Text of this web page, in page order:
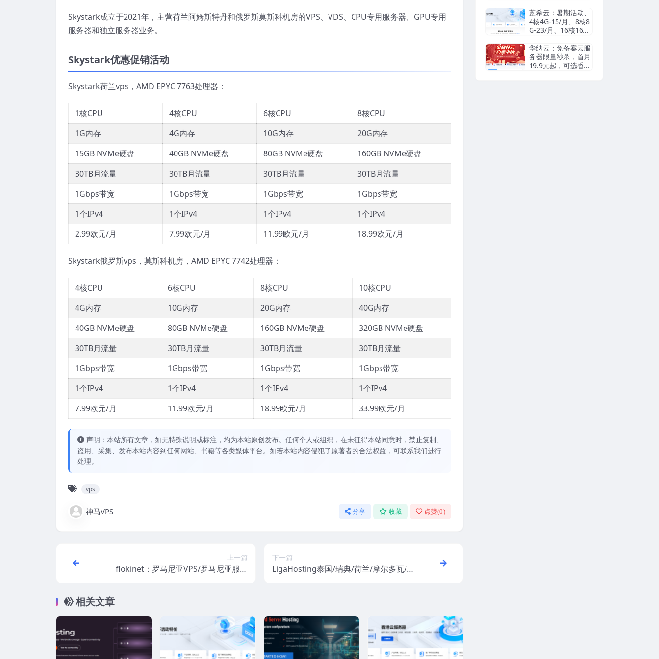
Skystark成立于2021年，主营荷兰阿姆斯特丹和俄罗斯莫斯科机房的VPS、VDS、CPU专用服务器、GPU专用
服务器和独立服务器业务。
Skystark优惠促销活动
Skystark荷兰vps，AMD EPYC 7763处理器：
1核CPU 4核CPU 6核CPU
8核CPU
1G内存
4G内存 10G内存
20G内存
15GB NVMe硬盘
40GB NVMe硬盘 80GB NVMe硬盘
160GB NVMe硬盘
30TB月流量
30TB月流量 30TB月流量
30TB月流量
1Gbps带宽
1Gbps带宽 1Gbps带宽
1Gbps带宽
1个IPv4
1个IPv4 1个IPv4
1个IPv4
2.99欧元/月
7.99欧元/月 11.99欧元/月 18.99欧元/月
Skystark俄罗斯vps，莫斯科机房，AMD EPYC 7742处理器：
4核CPU 6核CPU 8核CPU
10核CPU
4G内存
10G内存 20G内存
40G内存
40GB NVMe硬盘
80GB NVMe硬盘 160GB NVMe硬盘
320GB NVMe硬盘
30TB月流量
30TB月流量 30TB月流量
30TB月流量
1Gbps带宽
1Gbps带宽 1Gbps带宽
1Gbps带宽
1个IPv4
1个IPv4 1个IPv4
1个IPv4
7.99欧元/月
11.99欧元/月 18.99欧元/月 33.99欧元/月
声明：本站所有文章，如无特殊说明或标注，均为本站原创发布。任何个人或组织，在未征得本站同意时，禁止复制、
盗用、采集、发布本站内容到任何网站、书籍等各类媒体平台。如若本站内容侵犯了原著者的合法权益，可联系我们进行
处理。
vps
神马VPS 分享 收藏 点赞(0)
上一篇
flokinet：罗马尼亚VPS/罗马尼亚服务
下一篇
LigaHosting泰国/瑞典/荷兰/摩尔多瓦/美
相关文章
S/独立服务器，无视
DMCA滥用投诉/可
匿名
蓝希云：暑期活动、
4核4G-15/月、8核8
G-23/月、16核16G-
华纳云：免备案云服
务器限量秒杀，首月
19.9元起，可选香港